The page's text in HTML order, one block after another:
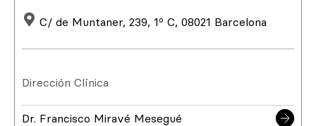
C/ de Muntaner, 239, 1º C, 08021 Barcelona
Dirección Clínica
Dr. Francisco Miravé Mesegué